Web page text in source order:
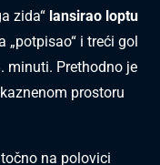
zida“ lansirao loptu
„potpisao“ i treći gol
minuti. Prethodno je
prostoru
na polovici